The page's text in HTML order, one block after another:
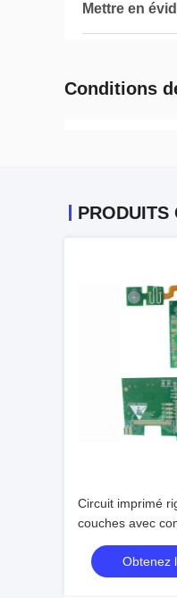
Mettre en
Conditions
PRODUITS
Circuit imprimé
couches avec
finition de
Obtenez